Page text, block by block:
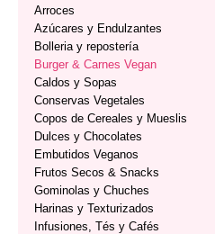
Arroces
Azúcares y Endulzantes
Bolleria y repostería
Burger & Carnes Vegan
Caldos y Sopas
Conservas Vegetales
Copos de Cereales y Mueslis
Dulces y Chocolates
Embutidos Veganos
Frutos Secos & Snacks
Gominolas y Chuches
Harinas y Texturizados
Infusiones, Tés y Cafés